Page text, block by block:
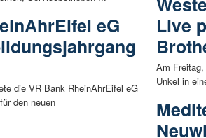
eG
die VR Bank RheinAhrEifel eG
den neuen
Live
Am
Unkel in